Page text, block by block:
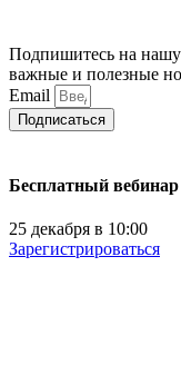
Подпишитесь на нашу
важные и полезные
Email
Подписаться
Бесплатный
25 декабря в 10:00
Зарегистрироваться